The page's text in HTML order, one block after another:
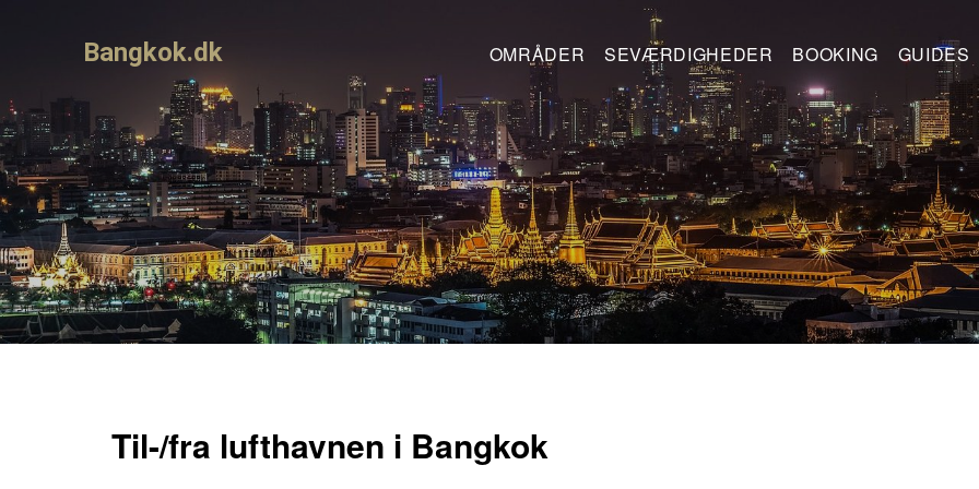
Bangkok.dk OMRÅDER SEVÆRDIGHEDER BOOKING GUIDES
Til-/fra lufthavnen i Bangkok